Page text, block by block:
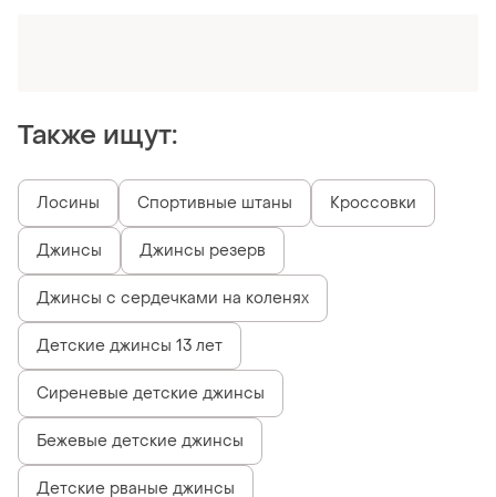
Также ищут:
Лосины Спортивные штаны Кроссовки
Джинсы Джинсы резерв
Джинсы с сердечками на коленях
Детские джинсы 13 лет
Сиреневые детские джинсы
Бежевые детские джинсы
Детские рваные джинсы